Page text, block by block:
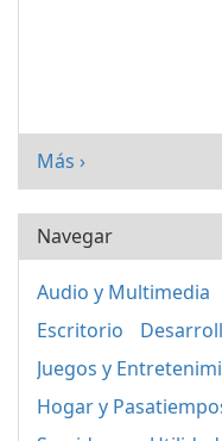
Más ›
Navegar
Audio y Multimedia
Escritorio
Juegos y
Hogar y